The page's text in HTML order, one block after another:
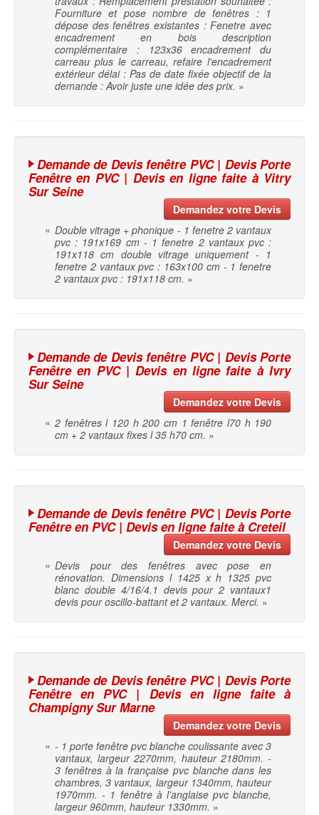
Fourniture et pose nombre de fenêtres : 1
dépose des fenêtres existantes : Fenetre avec
encadrement en bois description
complémentaire : 123x36 encadrement du
carreau plus le carreau, refaire l'encadrement
extérieur délai : Pas de date fixée objectif de la
demande : Avoir juste une idée des prix. »
Demande de Devis fenêtre PVC | Devis Porte
Fenêtre en PVC | Devis en ligne faite à Vitry
Sur Seine
Demandez votre Devis
« Double vitrage + phonique - 1 fenetre 2 vantaux
pvc : 191x169 cm - 1 fenetre 2 vantaux pvc :
191x118 cm double vitrage uniquement - 1
fenetre 2 vantaux pvc : 163x100 cm - 1 fenetre
2 vantaux pvc : 191x118 cm. »
Demande de Devis fenêtre PVC | Devis Porte
Fenêtre en PVC | Devis en ligne faite à Ivry
Sur Seine
Demandez votre Devis
« 2 fenêtres l 120 h 200 cm 1 fenêtre l70 h 190
cm + 2 vantaux fixes l 35 h70 cm. »
Demande de Devis fenêtre PVC | Devis Porte
Fenêtre en PVC | Devis en ligne faite à Creteil
Demandez votre Devis
« Devis pour des fenêtres avec pose en
rénovation. Dimensions l 1425 x h 1325 pvc
blanc double 4/16/4.1 devis pour 2 vantaux1
devis pour oscillo-battant et 2 vantaux. Merci. »
Demande de Devis fenêtre PVC | Devis Porte
Fenêtre en PVC | Devis en ligne faite à
Champigny Sur Marne
Demandez votre Devis
« - 1 porte fenêtre pvc blanche coulissante avec 3
vantaux, largeur 2270mm, hauteur 2180mm. -
3 fenêtres à la française pvc blanche dans les
chambres, 3 vantaux, largeur 1340mm, hauteur
1970mm. - 1 fenêtre à l'anglaise pvc blanche,
largeur 960mm, hauteur 1330mm. »